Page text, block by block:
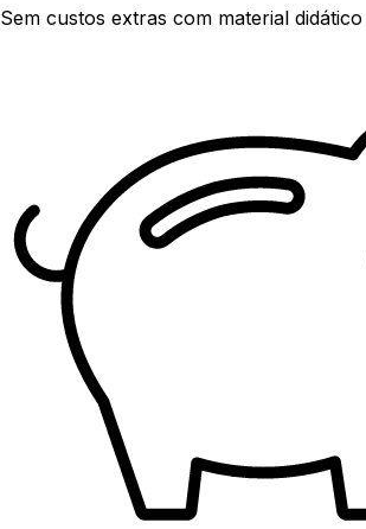
Sem custos extras com material didático